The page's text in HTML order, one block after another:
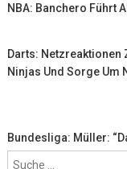
NBA: Banchero Führt
Darts: Netzreaktionen
Ninjas Und Sorge Um
Bundesliga: Müller: